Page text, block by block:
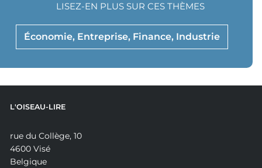
Économie, Entreprise, Finance, Industrie
LISEZ-EN PLUS SUR CES THÈMES
L'OISEAU-LIRE
rue du Collège, 10
4600 Visé
Belgique